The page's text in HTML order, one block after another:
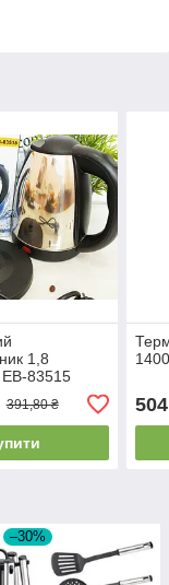
1,8
83515
391,80 ₴ 504
–30%